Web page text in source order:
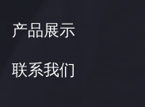
产品展示
联系我们